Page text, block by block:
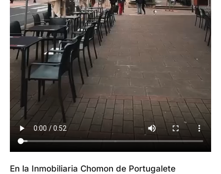
En la Inmobiliaria Chomon de Portugalete